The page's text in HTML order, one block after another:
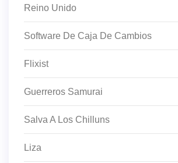
Reino Unido
Software De Caja De Cambios
Flixist
Guerreros Samurai
Salva A Los Chilluns
Liza